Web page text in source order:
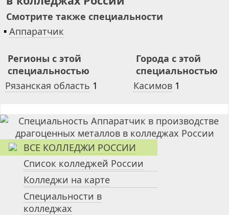
Смотрите также специальности
▪ Аппаратчик
Регионы с этой
специальностью
Рязанская область 1
Города с этой
специальностью
Касимов 1
ВСЕ КОЛЛЕДЖИ РОССИИ
Список колледжей России
Колледжи на карте
Специальности в
колледжах